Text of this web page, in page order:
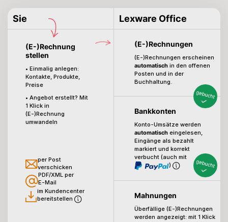
Sie
(E-)Rechnung
stellen
• Einmalig anlegen:
Kontakte, Produkte,
Preise
• Angebot erstellt? Mit
1 Klick in
(E-)Rechnung
umwandeln
per Post
verschicken
PDF/XML per
E-Mail
im Kundencenter
bereitstellen
Lexware Office
(E-)Rechnungen
(E-)Rechnungen erscheinen
automatisch in den offenen
Posten und in der
Buchhaltung.
Bankkonten
Konto-Umsätze werden
automatisch eingelesen,
Eingänge als bezahlt
markiert und korrekt
verbucht (auch mit
)
Mahnungen
Überfällige (E-)Rechnungen
werden angezeigt: mit 1 Klick